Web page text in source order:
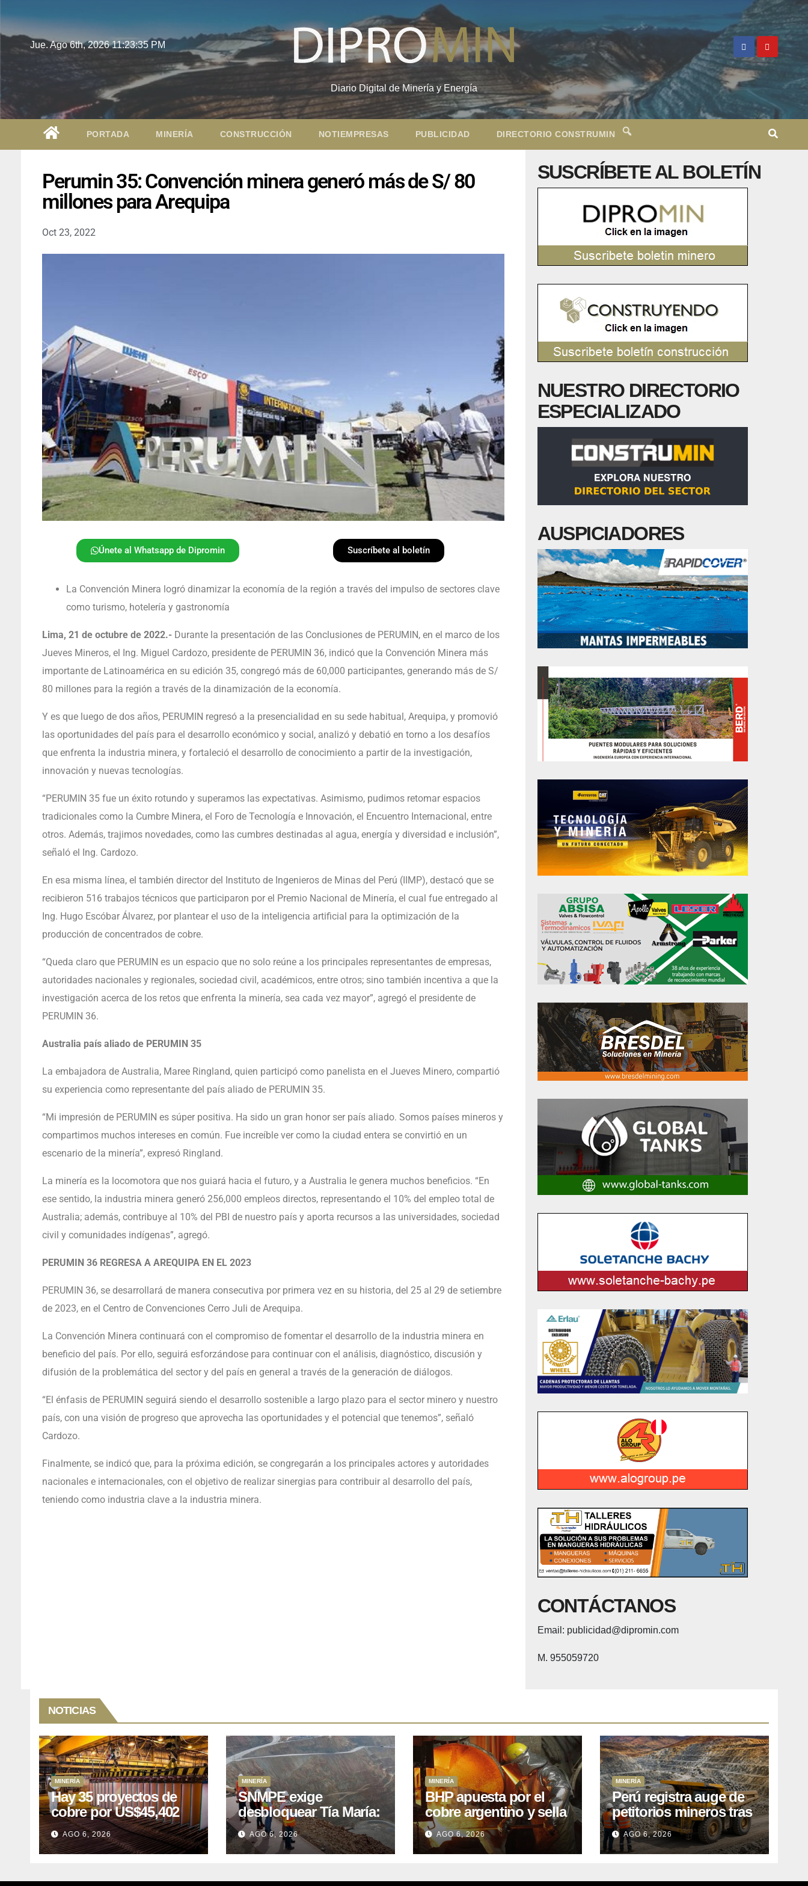
Jue. Ago 6th, 202611:23:37 PM
Diario Digital de Minería y Energía
PORTADA MINERÍA CONSTRUCCIÓN NOTIEMPRESAS PUBLICIDAD DIRECTORIO CONSTRUMIN
Perumin 35: Convención minera generó más de S/ 80
millones para Arequipa
Oct 23, 2022
Únete al Whatsapp de Dipromin Suscríbete al boletín
La Convención Minera logró dinamizar la economía de la región a través del impulso de sectores clave
como turismo, hotelería y gastronomía
Lima, 21 de octubre de 2022.- Durante la presentación de las Conclusiones de PERUMIN, en el marco de los
Jueves Mineros, el Ing. Miguel Cardozo, presidente de PERUMIN 36, indicó que la Convención Minera más
importante de Latinoamérica en su edición 35, congregó más de 60,000 participantes, generando más de S/
80 millones para la región a través de la dinamización de la economía.
Y es que luego de dos años, PERUMIN regresó a la presencialidad en su sede habitual, Arequipa, y promovió
las oportunidades del país para el desarrollo económico y social, analizó y debatió en torno a los desafíos
que enfrenta la industria minera, y fortaleció el desarrollo de conocimiento a partir de la investigación,
innovación y nuevas tecnologías.
“PERUMIN 35 fue un éxito rotundo y superamos las expectativas. Asimismo, pudimos retomar espacios
tradicionales como la Cumbre Minera, el Foro de Tecnología e Innovación, el Encuentro Internacional, entre
otros. Además, trajimos novedades, como las cumbres destinadas al agua, energía y diversidad e inclusión”,
señaló el Ing. Cardozo.
En esa misma línea, el también director del Instituto de Ingenieros de Minas del Perú (IIMP), destacó que se
recibieron 516 trabajos técnicos que participaron por el Premio Nacional de Minería, el cual fue entregado al
Ing. Hugo Escóbar Álvarez, por plantear el uso de la inteligencia artificial para la optimización de la
producción de concentrados de cobre.
“Queda claro que PERUMIN es un espacio que no solo reúne a los principales representantes de empresas,
autoridades nacionales y regionales, sociedad civil, académicos, entre otros; sino también incentiva a que la
investigación acerca de los retos que enfrenta la minería, sea cada vez mayor”, agregó el presidente de
PERUMIN 36.
Australia país aliado de PERUMIN 35
La embajadora de Australia, Maree Ringland, quien participó como panelista en el Jueves Minero, compartió
su experiencia como representante del país aliado de PERUMIN 35.
“Mi impresión de PERUMIN es súper positiva. Ha sido un gran honor ser país aliado. Somos países mineros y
compartimos muchos intereses en común. Fue increíble ver como la ciudad entera se convirtió en un
escenario de la minería”, expresó Ringland.
La minería es la locomotora que nos guiará hacia el futuro, y a Australia le genera muchos beneficios. “En
ese sentido, la industria minera generó 256,000 empleos directos, representando el 10% del empleo total de
Australia; además, contribuye al 10% del PBI de nuestro país y aporta recursos a las universidades, sociedad
civil y comunidades indígenas”, agregó.
PERUMIN 36 REGRESA A AREQUIPA EN EL 2023
PERUMIN 36, se desarrollará de manera consecutiva por primera vez en su historia, del 25 al 29 de setiembre
de 2023, en el Centro de Convenciones Cerro Juli de Arequipa.
La Convención Minera continuará con el compromiso de fomentar el desarrollo de la industria minera en
beneficio del país. Por ello, seguirá esforzándose para continuar con el análisis, diagnóstico, discusión y
difusión de la problemática del sector y del país en general a través de la generación de diálogos.
“El énfasis de PERUMIN seguirá siendo el desarrollo sostenible a largo plazo para el sector minero y nuestro
país, con una visión de progreso que aprovecha las oportunidades y el potencial que tenemos”, señaló
Cardozo.
Finalmente, se indicó que, para la próxima edición, se congregarán a los principales actores y autoridades
nacionales e internacionales, con el objetivo de realizar sinergias para contribuir al desarrollo del país,
teniendo como industria clave a la industria minera.
SUSCRÍBETE AL BOLETÍN
NUESTRO DIRECTORIO
ESPECIALIZADO
AUSPICIADORES
CONTÁCTANOS
Email: publicidad@dipromin.com
M. 955059720
NOTICIAS
MINERÍA
Hay 35 proyectos de
cobre por US$45,402
millones que Perú
puede aprovechar
AGO 6, 2026
MINERÍA
SNMPE exige
desbloquear Tía María:
el proyecto de
US$1.400M que Perú
lleva 15 años
AGO 6, 2026
MINERÍA
BHP apuesta por el
cobre argentino y sella
acuerdo con Kobrea
para siete proyecto
AGO 6, 2026
MINERÍA
Perú registra auge de
petitorios mineros tras
liberación de más de
mil concesiones para
explorar cobre y oro
AGO 6, 2026